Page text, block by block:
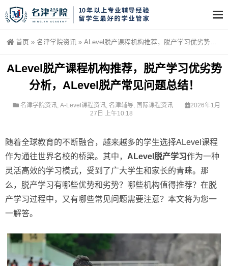
首页 » 名津学院资讯 » ALevel脱产课程机构推荐，脱产学习优劣势分析，ALevel脱产常见问题总结！
ALevel脱产课程机构推荐，脱产学习优劣势
分析，ALevel脱产常见问题总结！
名津学院资讯, A-Level课程资讯, 名津辅导, 国际课程资讯
2026年1月
27日 上午10:18
随着全球教育的不断融合，越来越多的学生选择ALevel课程
作为通往世界名校的桥梁。其中， ALevel脱产学习作为一种
灵活高效的学习模式，受到了广大学生和家长的青睐。那
么，脱产学习有哪些优势和劣势？哪些机构值得推荐？在脱
产学习过程中，又有哪些常见问题需要注意？本文将为您一
一解答。